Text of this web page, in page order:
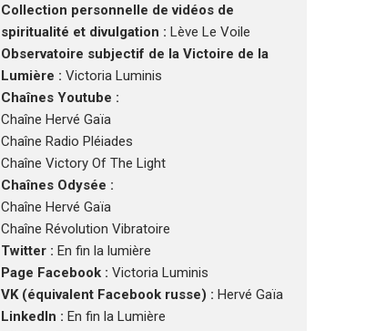
Collection personnelle de vidéos de
spiritualité et divulgation : Lève Le Voile
Observatoire subjectif de la Victoire de la
Lumière : Victoria Luminis
Chaînes Youtube :
Chaîne Hervé Gaïa
Chaîne Radio Pléiades
Chaîne Victory Of The Light
Chaînes Odysée :
Chaîne Hervé Gaïa
Chaîne Révolution Vibratoire
Twitter : En fin la lumière
Page Facebook : Victoria Luminis
VK (équivalent Facebook russe) : Hervé Gaïa
LinkedIn : En fin la Lumière